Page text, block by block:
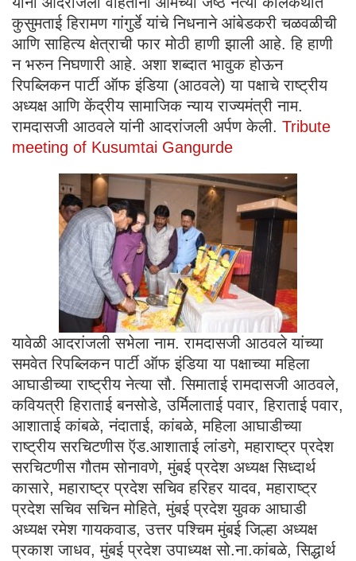
कुसुमताई हिरामण गांगुर्डे यांचे निधनाने आंबेडकरी चळवळीची
आणि साहित्य क्षेत्राची फार मोठी हाणी झाली आहे. हि हाणी
न भरुन निघणारी आहे. अशा शब्दात भावुक होऊन
रिपब्लिकन पार्टी ऑफ इंडिया (आठवले) या पक्षाचे राष्ट्रीय
अध्यक्ष आणि केंद्रीय सामाजिक न्याय राज्यमंत्री नाम.
रामदासजी आठवले यांनी आदरांजली अर्पण केली. Tribute
meeting of Kusumtai Gangurde
यावेळी आदरांजली सभेला नाम. रामदासजी आठवले यांच्या
समवेत रिपब्लिकन पार्टी ऑफ इंडिया या पक्षाच्या महिला
आघाडीच्या राष्ट्रीय नेत्या सौ. सिमाताई रामदासजी आठवले,
कवियत्री हिराताई बनसोडे, उर्मिलाताई पवार, हिराताई पवार,
आशाताई कांबळे, नंदाताई, कांबळे, महिला आघाडीच्या
राष्ट्रीय सरचिटणीस ऍड.आशाताई लांडगे, महाराष्ट्र प्रदेश
सरचिटणीस गौतम सोनावणे, मुंबई प्रदेश अध्यक्ष सिध्दार्थ
कासारे, महाराष्ट्र प्रदेश सचिव हरिहर यादव, महाराष्ट्र
प्रदेश सचिव सचिन मोहिते, मुंबई प्रदेश युवक आघाडी
अध्यक्ष रमेश गायकवाड, उत्तर पश्चिम मुंबई जिल्हा अध्यक्ष
प्रकाश जाधव, मुंबई प्रदेश उपाध्यक्ष सो.ना.कांबळे, सिद्धार्थ